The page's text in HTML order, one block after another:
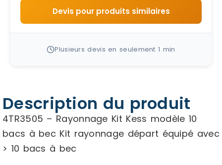
Devis pour produits similaires
Plusieurs devis en seulement 1 min
Description du produit
4TR3505 – Rayonnage Kit Kess modèle 10
bacs à bec Kit rayonnage départ équipé avec
> 10 bacs à bec